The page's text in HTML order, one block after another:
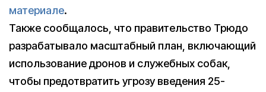
материале.
Также сообщалось, что правительство Трюдо
разрабатывало масштабный план, включающий
использование дронов и служебных собак,
чтобы предотвратить угрозу введения 25-